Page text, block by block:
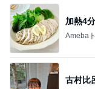
加熱4
Ameba
古村比